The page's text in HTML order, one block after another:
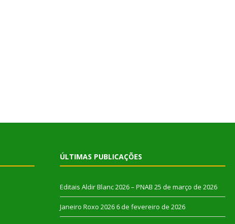
ÚLTIMAS PUBLICAÇÕES
Editais Aldir Blanc 2026 – PNAB 25 de março de 2026
Janeiro Roxo 2026 6 de fevereiro de 2026